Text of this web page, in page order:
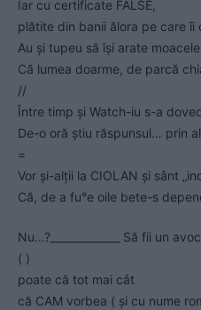
Iar cu certificate FALSE,
plătite din banii ălora pe care îi
Au și tupeu să își arate
Că lumea doarme, de parcă
//
Între timp și Watch-iu s-a
De-o oră știu răspunsul… prin
=
Vor și-alții la CIOLAN și sânt
Că, de a fu°e oile bete-s
Nu…?_____________ Să fii un
( )
poate că tot mai cât
că CAM vorbea ( și cu nume